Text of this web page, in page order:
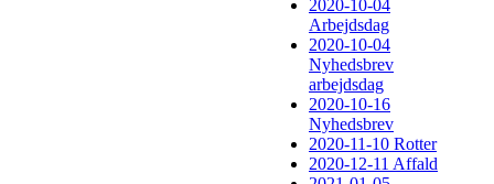
2020-10-04
Arbejdsdag
2020-10-04
Nyhedsbrev
arbejdsdag
2020-10-16
Nyhedsbrev
2020-11-10 Rotter
2020-12-11 Affald